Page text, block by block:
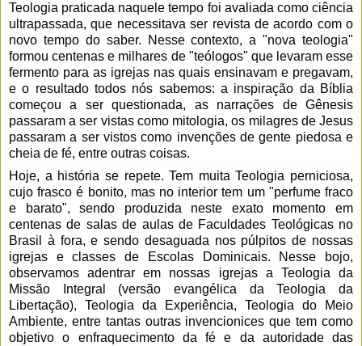
Teologia praticada naquele tempo foi avaliada como ciência
ultrapassada, que necessitava ser revista de acordo com o
novo tempo do saber. Nesse contexto, a "nova teologia"
formou centenas e milhares de "teólogos" que levaram esse
fermento para as igrejas nas quais ensinavam e pregavam,
e o resultado todos nós sabemos: a inspiração da Bíblia
começou a ser questionada, as narrações de Gênesis
passaram a ser vistas como mitologia, os milagres de Jesus
passaram a ser vistos como invenções de gente piedosa e
cheia de fé, entre outras coisas.
Hoje, a história se repete. Tem muita Teologia perniciosa,
cujo frasco é bonito, mas no interior tem um "perfume fraco
e barato", sendo produzida neste exato momento em
centenas de salas de aulas de Faculdades Teológicas no
Brasil à fora, e sendo desaguada nos púlpitos de nossas
igrejas e classes de Escolas Dominicais. Nesse bojo,
observamos adentrar em nossas igrejas a Teologia da
Missão Integral (versão evangélica da Teologia da
Libertação), Teologia da Experiência, Teologia do Meio
Ambiente, entre tantas outras invencionices que tem como
objetivo o enfraquecimento da fé e da autoridade das